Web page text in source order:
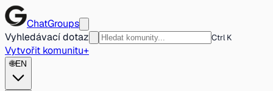
ChatGroups
Vyhledávací dotaz
Ctrl K
Vytvořit komunitu+
🌐EN